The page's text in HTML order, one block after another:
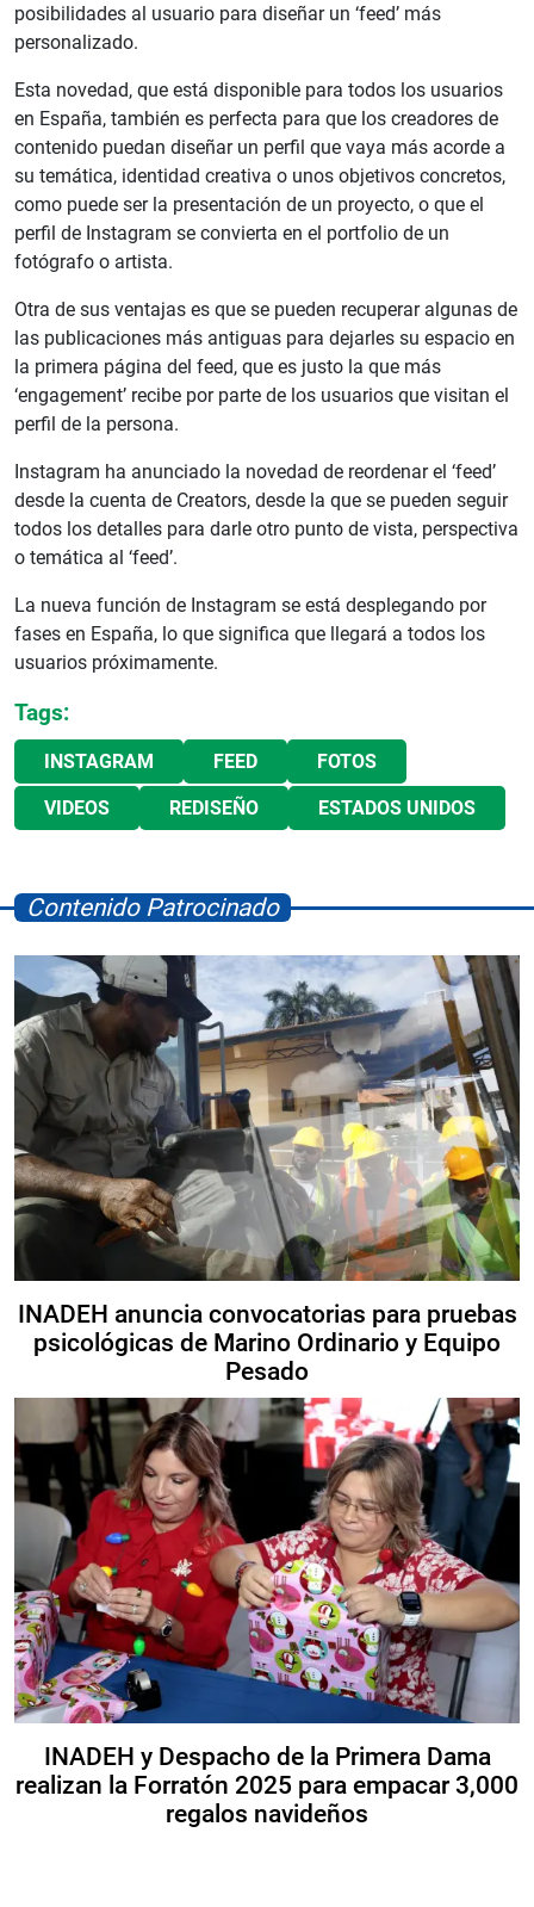
posibilidades al usuario para diseñar un ‘feed’ más
personalizado.
Esta novedad, que está disponible para todos los usuarios
en España, también es perfecta para que los creadores de
contenido puedan diseñar un perfil que vaya más acorde a
su temática, identidad creativa o unos objetivos concretos,
como puede ser la presentación de un proyecto, o que el
perfil de Instagram se convierta en el portfolio de un
fotógrafo o artista.
Otra de sus ventajas es que se pueden recuperar algunas de
las publicaciones más antiguas para dejarles su espacio en
la primera página del feed, que es justo la que más
‘engagement’ recibe por parte de los usuarios que visitan el
perfil de la persona.
Instagram ha anunciado la novedad de reordenar el ‘feed’
desde la cuenta de Creators, desde la que se pueden seguir
todos los detalles para darle otro punto de vista, perspectiva
o temática al ‘feed’.
La nueva función de Instagram se está desplegando por
fases en España, lo que significa que llegará a todos los
usuarios próximamente.
Tags:
INSTAGRAM FEED FOTOS
VIDEOS REDISEÑO ESTADOS UNIDOS
Contenido Patrocinado
INADEH anuncia convocatorias para pruebas
psicológicas de Marino Ordinario y Equipo
Pesado
INADEH y Despacho de la Primera Dama
realizan la Forratón 2025 para empacar 3,000
regalos navideños